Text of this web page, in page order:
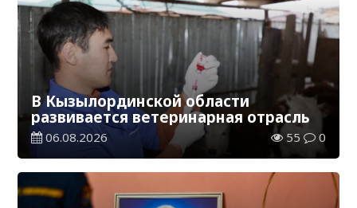
В Кызылординской области
развивается ветеринарная отрасль
06.08.2026 55 0